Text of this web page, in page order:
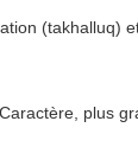
(takhalluq)
plus